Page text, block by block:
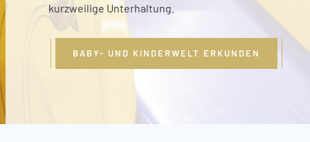
kurzweilige Unterhaltung.
BABY- UND KINDERWELT ERKUNDEN